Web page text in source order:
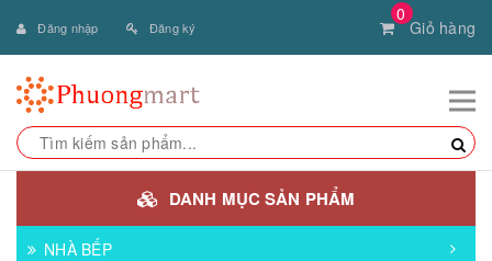
0
Giỏ hàng
Đăng nhập Đăng ký
DANH MỤC SẢN PHẨM
NHÀ BẾP